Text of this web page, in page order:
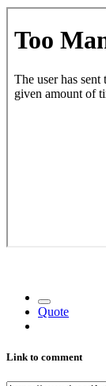
Quote
Link to comment